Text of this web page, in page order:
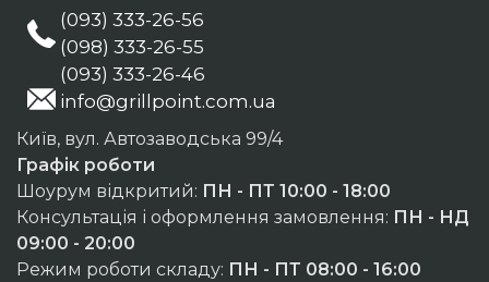
(093) 333-26-56
(098) 333-26-55
(093) 333-26-46
info@grillpoint.com.ua
Київ, вул. Автозаводська 99/4
Графік роботи
Шоурум відкритий: ПН - ПТ 10:00 - 18:00
Консультація і оформлення замовлення: ПН - НД
09:00 - 20:00
Режим роботи складу: ПН - ПТ 08:00 - 16:00